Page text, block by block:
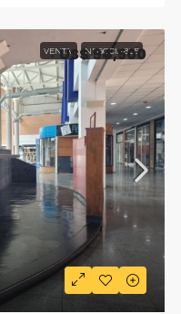
VENTA NEGOCIABLE
US$ 94,500